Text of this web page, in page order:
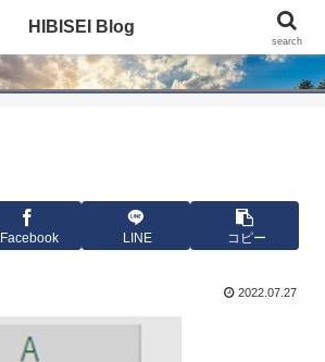
HIBISEI Blog
Facebook LINE コピー
2022.07.27
HIBISEI Blog
search